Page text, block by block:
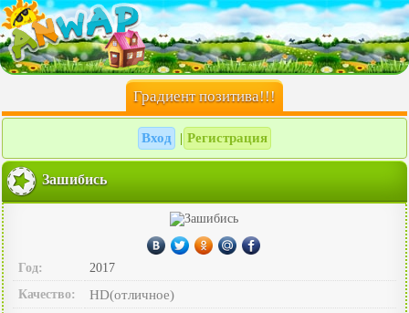
Градиент позитива!!!
Вход Регистрация
Зашибись
Год:
2017
Качество:
HD(отличное)